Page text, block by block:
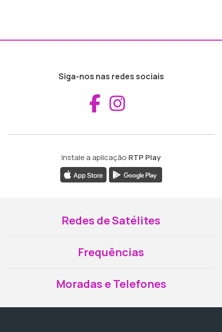
Siga-nos nas redes sociais
Aceder ao
Instale a aplicação RTP Play
Redes de Satélites
Frequências
Moradas e Telefones